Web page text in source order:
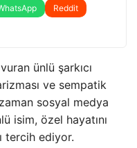
Reddit
ünlü şarkıcı
ve sempatik
sosyal medya
isim, özel hayatını
tercih ediyor.